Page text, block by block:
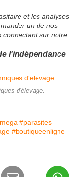
et les analyses
un de nos
connectant sur notre
l'indépendance
d'élevage.
#parasites
#boutiqueenligne